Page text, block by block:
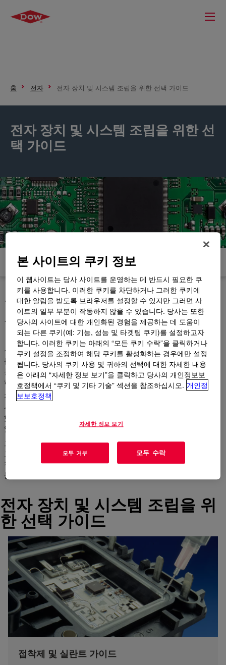
홈 전자 전자 장치 및 시스템 조립을 위한 선택 가이드
전자 장치 및 시스템 조립을 위한 선
택 가이드
제품 문서 및 자원
실리콘 솔루션과 응용 분야 일
치
성능, 가공성, 신뢰성, 생산성 및 효율성에 관한 가장 어려운 목표
를 달성하려면 당사에 문의하십시오. 당사의 실리콘 솔루션 포트
폴리오는 점점 더 까다로워지는 시장을 위한 차세대 혁신을 상상
하고 창조하는 데 도움이 될 수 있습니다.
접착제 및 코팅제부터 젤 및 밀봉제에 이르기까지 다양한 제품 옵
션을 통해 실리콘 솔루션에 쉽게 응용할 수 있는 제품을 만들고자
했습니다. 당사는 제품 선택 과정을 더 빠르고 간단하게 만들 수
있는 일련의 가이드를 설계했습니다.
그 때조차도 여러분은 혼자가 아닙니다. 당사의 전문가는 귀사의
고유한 요구에 맞는 이상적인 자료를 검색하는 과정에서 궁금한
점이 있으면 기꺼이 답변해 드립니다. 주저하지 말고 전문가에게
문의하십시오.
전자 장치 및 시스템 조립을 위
한 선택 가이드
접착제 및 실란트 가이드
본 사이트의 쿠키 정보
이 웹사이트는 당사 사이트를 운영하는 데 반드시 필요한 쿠
키를 사용합니다. 이러한 쿠키를 차단하거나 그러한 쿠키에
대한 알림을 받도록 브라우저를 설정할 수 있지만 그러면 사
이트의 일부 부분이 작동하지 않을 수 있습니다. 당사는 또한
당사의 사이트에 대한 개인화된 경험을 제공하는 데 도움이
되는 다른 쿠키(예: 기능, 성능 및 타겟팅 쿠키)를 설정하고자
합니다. 이러한 쿠키는 아래의 “모든 쿠키 수락”을 클릭하거나
쿠키 설정을 조정하여 해당 쿠키를 활성화하는 경우에만 설정
됩니다. 당사의 쿠키 사용 및 귀하의 선택에 대한 자세한 내용
은 아래의 “자세한 정보 보기”을 클릭하고 당사의 개인정보보
호정책에서 “쿠키 및 기타 기술” 섹션을 참조하십시오. 개인정
보보호정책
자세한 정보 보기
모두 거부 모두 수락